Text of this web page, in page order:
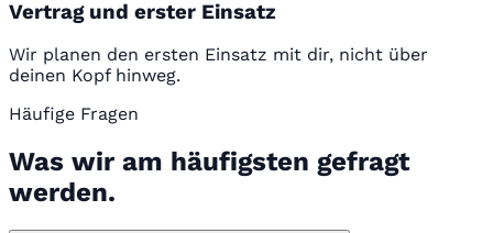
Vertrag und erster Einsatz
Wir planen den ersten Einsatz mit dir, nicht über
deinen Kopf hinweg.
Häufige Fragen
Was wir am häufigsten gefragt
werden.